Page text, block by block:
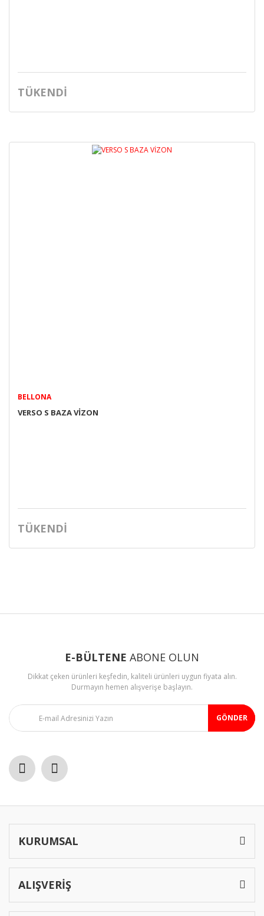
TÜKENDİ
BELLONA
VERSO S BAZA VİZON
TÜKENDİ
E-BÜLTENE ABONE OLUN
Dikkat çeken ürünleri keşfedin, kaliteli ürünleri uygun fiyata alın.
Durmayın hemen alışverişe başlayın.
GÖNDER
KURUMSAL
ALIŞVERİŞ